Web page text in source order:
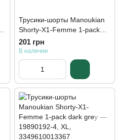
Трусики-шорты Manoukian
Shorty-X1-Femme 1-pack
black — 19890192-6
201 грн
В наличии